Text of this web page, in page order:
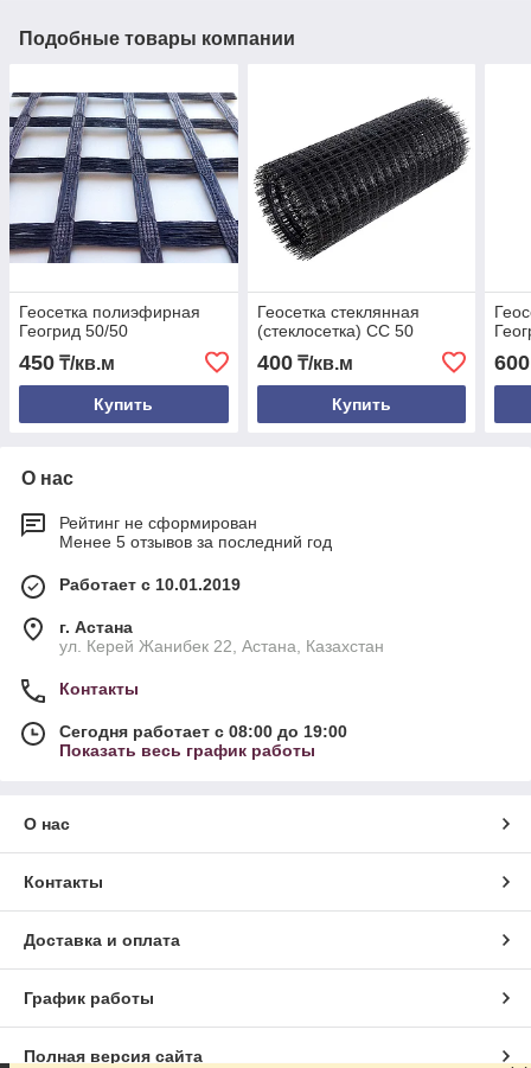
Подобные товары компании
Геосетка полиэфирная
Геогрид 50/50
450 ₸/кв.м
Купить
Геосетка стеклянная
(стеклосетка) СС 50
400₸/кв.м
Купить
600
О нас
Рейтинг не сформирован
Менее 5 отзывов за последний год
Работает с 10.01.2019
г. Астана
ул. Керей Жанибек 22, Астана, Казахстан
Контакты
Сегодня работает с 08:00 до 19:00
Показать весь график работы
О нас
Контакты
Доставка и оплата
График работы
Полная версия сайта